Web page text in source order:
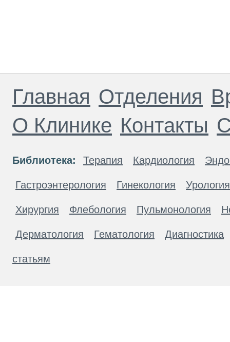
Главная Отделения
О Клинике Контакты
Библиотека: Терапия Кардиология
Гастроэнтерология Гинекология Урология
Хирургия Флебология Пульмонология
Дерматология Гематология Диагностика
статьям